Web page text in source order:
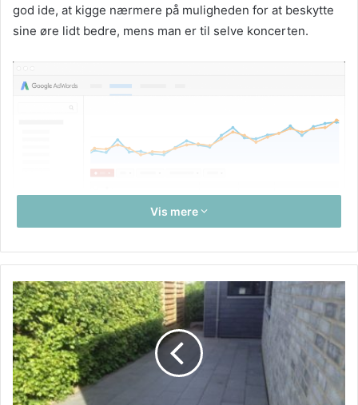
god ide, at kigge nærmere på muligheden for at beskytte
sine øre lidt bedre, mens man er til selve koncerten.
Ørepropper er altid svaret
Den bedste og nemmeste måde at gøre det på er ved at
bruge ørepropper. Med disse kan man nemlig få masser af
beskyttelse til sine øre. Mens man stadig godt kan høre
musikken og nyde godt af denne. Men man udsætter altså
ikke ørene for lige så stor belastning og vil derfor heller
Vis mere